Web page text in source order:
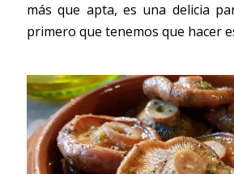
más que apta, es una delicia
primero que tenemos que hacer